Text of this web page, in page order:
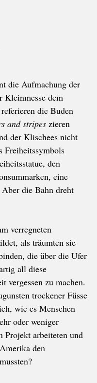
die Aufmachung der
dem
die Buden
and stripes zieren
der Klischees nicht
Freiheitssymbols
den
eine
die Bahn dreht
verregneten
als träumten sie
die über die Ufer
all diese
vergessen zu machen.
trockener Füsse
wie es Menschen
oder weniger
Projekt arbeiteten und
den